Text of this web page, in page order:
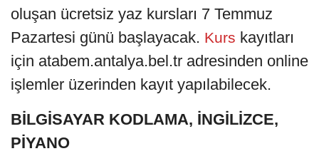
oluşan ücretsiz yaz kursları 7 Temmuz
Pazartesi günü başlayacak. Kurs kayıtları
için atabem.antalya.bel.tr adresinden online
işlemler üzerinden kayıt yapılabilecek.
BİLGİSAYAR KODLAMA, İNGİLİZCE,
PİYANO